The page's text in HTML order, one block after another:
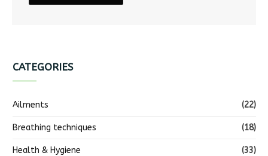
CATEGORIES
Ailments (22)
Breathing techniques (18)
Health & Hygiene (33)